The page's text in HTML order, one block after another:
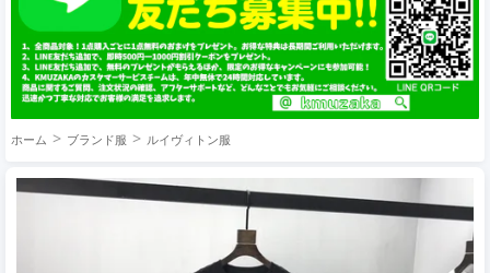
ホーム ブランド服 ルイヴィトン服